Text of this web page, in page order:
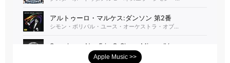
Apple Music >>